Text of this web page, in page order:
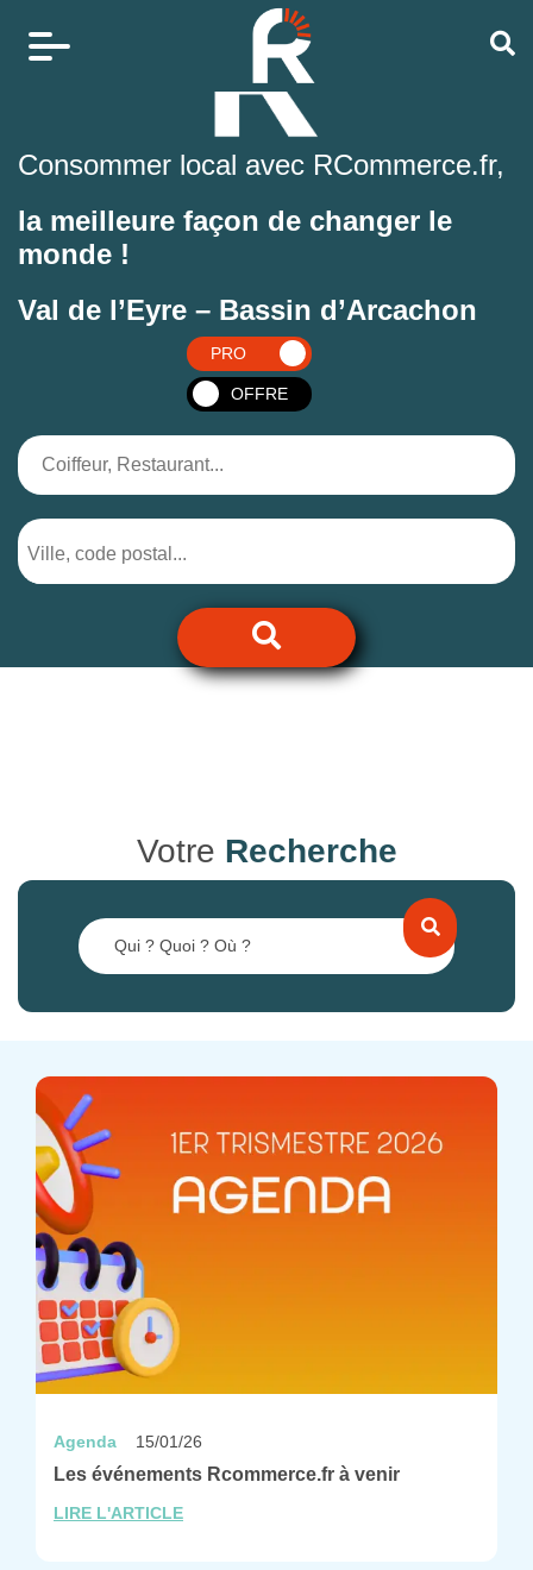
Consommer local avec RCommerce.fr,
la meilleure façon de changer le
monde !
Val de l’Eyre – Bassin d’Arcachon
PRO
OFFRE
Votre Recherche
Agenda 15/01/26
Les événements Rcommerce.fr à venir
LIRE L'ARTICLE